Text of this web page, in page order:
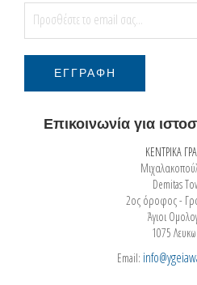
Επικοινωνία για
ΚΕΝΤΡΙΚΑ
Demitas
2ος όροφος -
Άγιοι
1075
Email: